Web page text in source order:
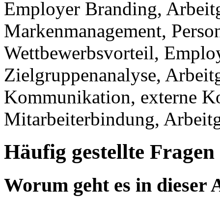
Employer Branding,
Markenmanagement,
Wettbewerbsvorteil,
Zielgruppenanalyse,
Kommunikation, externe
Mitarbeiterbindung,
Häufig gestellte Fragen
Worum geht es in dieser